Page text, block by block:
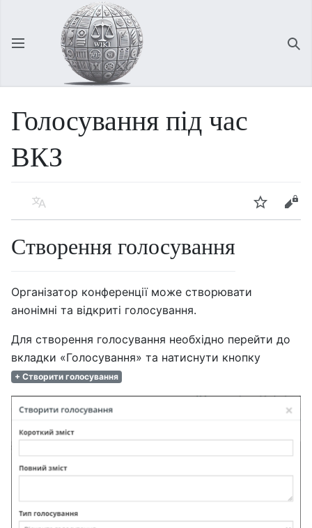
Відкрити головне меню
Голосування під час
ВКЗ
Мова Спостерігати Редагувати
Створення голосування
Організатор конференції може створювати
анонімні та відкриті голосування.
Для створення голосування необхідно перейти до
вкладки «Голосування» та натиснути кнопку
+ Створити голосування